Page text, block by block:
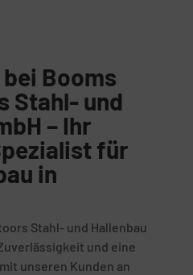
Booms
Stahl- und
– Ihr
für
in
Stahl- und Hallenbau
und eine
unseren Kunden an